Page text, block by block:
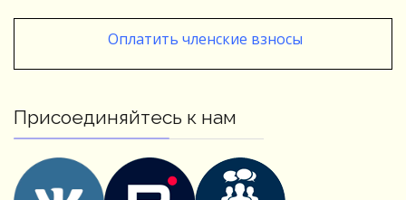
Оплатить членские взносы
Присоединяйтесь к нам